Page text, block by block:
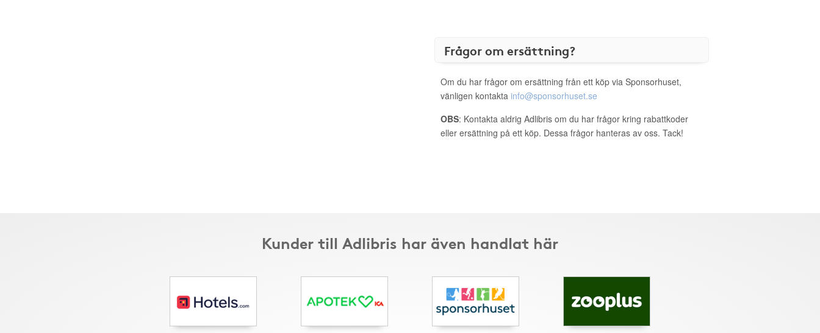
Frågor om ersättning?
Om du har frågor om ersättning från ett köp via Sponsorhuset,
vänligen kontakta info@sponsorhuset.se
OBS: Kontakta aldrig Adlibris om du har frågor kring rabattkoder
eller ersättning på ett köp. Dessa frågor hanteras av oss. Tack!
Kunder till Adlibris har även handlat här